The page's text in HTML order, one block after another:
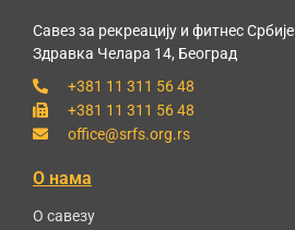
Савез за рекреацију и фитнес Србије
Здравка Челара 14, Београд
+381 11 311 56 48
+381 11 311 56 48
office@srfs.org.rs
О нама
О савезу